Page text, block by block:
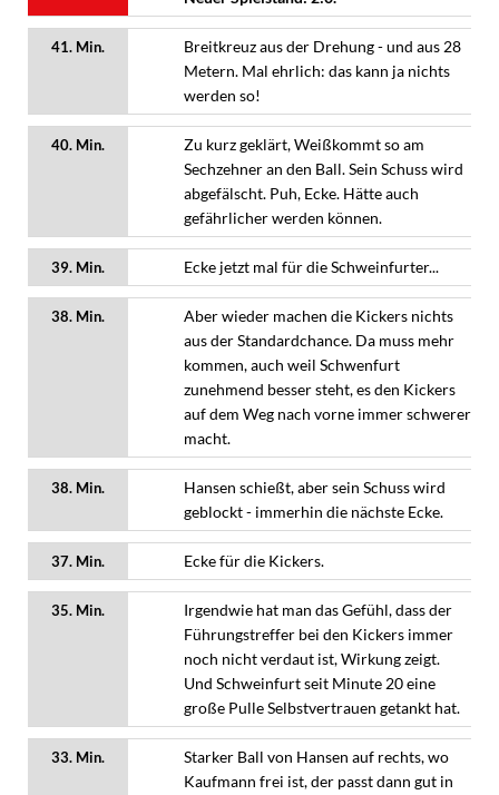
41. Min.
Breitkreuz aus der Drehung - und aus 28
Metern. Mal ehrlich: das kann ja nichts
werden so!
40. Min.
Zu kurz geklärt, Weißkommt so am
Sechzehner an den Ball. Sein Schuss wird
abgefälscht. Puh, Ecke. Hätte auch
gefährlicher werden können.
39. Min. Ecke jetzt mal für die Schweinfurter...
38. Min.
Aber wieder machen die Kickers nichts
aus der Standardchance. Da muss mehr
kommen, auch weil Schwenfurt
zunehmend besser steht, es den Kickers
auf dem Weg nach vorne immer schwerer
macht.
38. Min.
Hansen schießt, aber sein Schuss wird
geblockt - immerhin die nächste Ecke.
37. Min. Ecke für die Kickers.
35. Min.
Irgendwie hat man das Gefühl, dass der
Führungstreffer bei den Kickers immer
noch nicht verdaut ist, Wirkung zeigt.
Und Schweinfurt seit Minute 20 eine
große Pulle Selbstvertrauen getankt hat.
33. Min.
Starker Ball von Hansen auf rechts, wo
Kaufmann frei ist, der passt dann gut in